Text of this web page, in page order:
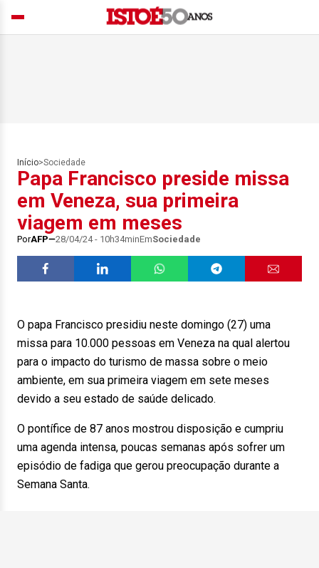
Início>Sociedade
Papa Francisco preside missa
em Veneza, sua primeira
viagem em meses
PorAFP 28/04/24 - 10h34minEmSociedade
O papa Francisco presidiu neste domingo (27) uma
missa para 10.000 pessoas em Veneza na qual alertou
para o impacto do turismo de massa sobre o meio
ambiente, em sua primeira viagem em sete meses
devido a seu estado de saúde delicado.
O pontífice de 87 anos mostrou disposição e cumpriu
uma agenda intensa, poucas semanas após sofrer um
episódio de fadiga que gerou preocupação durante a
Semana Santa.